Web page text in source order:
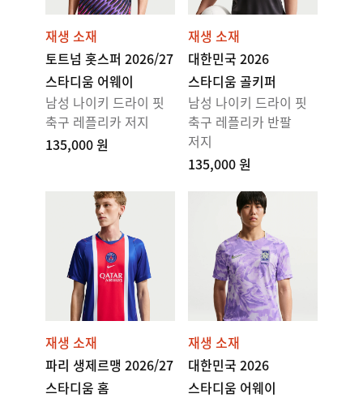
재생 소재
토트넘 홋스퍼 2026/27
스타디움 어웨이
남성 나이키 드라이 핏
축구 레플리카 저지
135,000 원
재생 소재
대한민국 2026
스타디움 골키퍼
남성 나이키 드라이 핏
축구 레플리카 반팔
저지
135,000 원
재생 소재
파리 생제르맹 2026/27
스타디움 홈
재생 소재
대한민국 2026
스타디움 어웨이